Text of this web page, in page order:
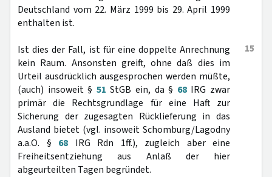
Deutschland vom 22. März 1999 bis 29. April 1999
enthalten ist.
15
Ist dies der Fall, ist für eine doppelte Anrechnung
kein Raum. Ansonsten greift, ohne daß dies im
Urteil ausdrücklich ausgesprochen werden müßte,
(auch) insoweit § 51 StGB ein, da § 68IRG zwar
primär die Rechtsgrundlage für eine Haft zur
Sicherung der zugesagten Rücklieferung in das
Ausland bietet (vgl. insoweit Schomburg/Lagodny
a.a.O. § 68 IRG Rdn 1ff.), zugleich aber eine
Freiheitsentziehung aus Anlaß der hier
abgeurteilten Tagen begründet.